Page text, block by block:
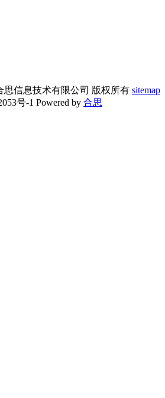
思信息技术有限公司 版权所有 sitemap
号-1 Powered by 合思